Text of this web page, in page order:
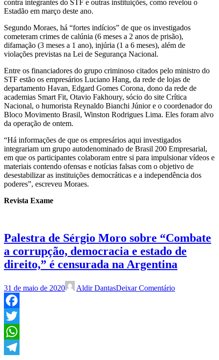
contra integrantes do STF e outras instituições, como revelou o
Estadão em março deste ano.
Segundo Moraes, há “fortes indícios” de que os investigados
cometeram crimes de calúnia (6 meses a 2 anos de prisão),
difamação (3 meses a 1 ano), injúria (1 a 6 meses), além de
violações previstas na Lei de Segurança Nacional.
Entre os financiadores do grupo criminoso citados pelo ministro do
STF estão os empresários Luciano Hang, da rede de lojas de
departamento Havan, Edgard Gomes Corona, dono da rede de
academias Smart Fit, Otavio Fakhoury, sócio do site Crítica
Nacional, o humorista Reynaldo Bianchi Júnior e o coordenador do
Bloco Movimento Brasil, Winston Rodrigues Lima. Eles foram alvo
da operação de ontem.
“Há informações de que os empresários aqui investigados
integrariam um grupo autodenominado de Brasil 200 Empresarial,
em que os participantes colaboram entre si para impulsionar vídeos e
materiais contendo ofensas e notícias falsas com o objetivo de
desestabilizar as instituições democráticas e a independência dos
poderes”, escreveu Moraes.
Revista Exame
Palestra de Sérgio Moro sobre “Combate
a corrupção, democracia e estado de
direito,” é censurada na Argentina
31 de maio de 2020 Aldir DantasDeixar Comentário
Facebook
Twitter
WhatsApp